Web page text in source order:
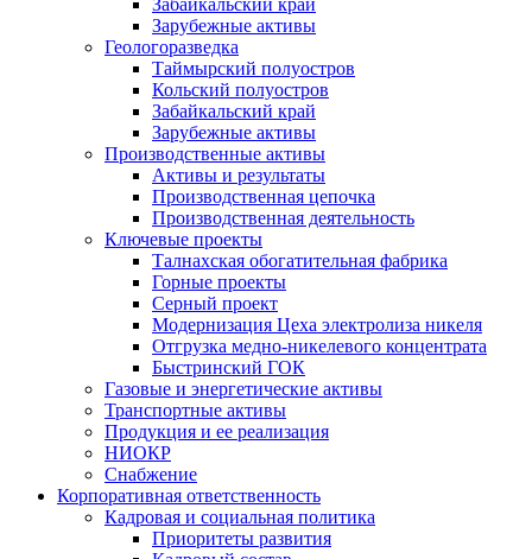
Забайкальский край
Зарубежные активы
Геологоразведка
Таймырский полуостров
Кольский полуостров
Забайкальский край
Зарубежные активы
Производственные активы
Активы и результаты
Производственная цепочка
Производственная деятельность
Ключевые проекты
Талнахская обогатительная фабрика
Горные проекты
Серный проект
Модернизация Цеха электролиза никеля
Отгрузка медно-никелевого концентрата
Быстринский ГОК
Газовые и энергетические активы
Транспортные активы
Продукция и ее реализация
НИОКР
Снабжение
Корпоративная ответственность
Кадровая и социальная политика
Приоритеты развития